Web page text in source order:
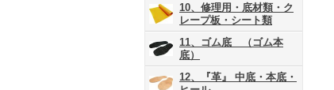
10、修理用・底材類・ク
レープ板・シート類
11、ゴム底 （ゴム本
底）
12、『革』 中底・本底・